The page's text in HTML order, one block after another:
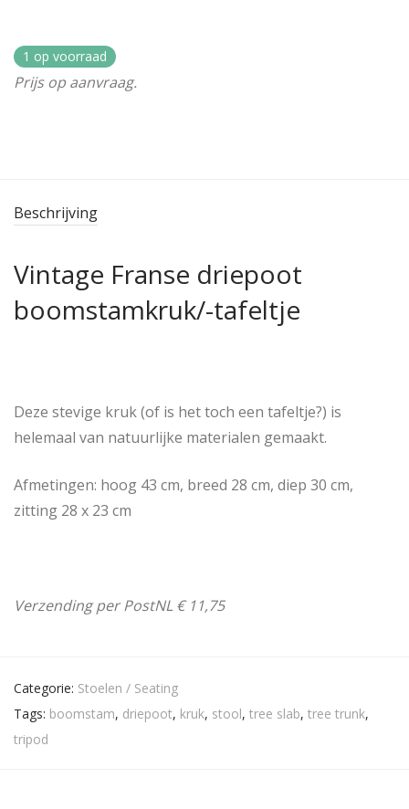
1 op voorraad
Prijs op aanvraag.
Beschrijving
Vintage Franse driepoot
boomstamkruk/-tafeltje
Deze stevige kruk (of is het toch een tafeltje?) is
helemaal van natuurlijke materialen gemaakt.
Afmetingen: hoog 43 cm, breed 28 cm, diep 30 cm,
zitting 28 x 23 cm
Verzending per PostNL € 11,75
Categorie: Stoelen / Seating
Tags: boomstam, driepoot, kruk, stool, tree slab, tree trunk,
tripod